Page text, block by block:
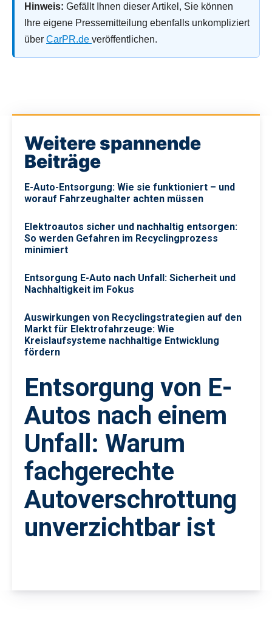
Hinweis: Gefällt Ihnen dieser Artikel, Sie können
Ihre eigene Pressemitteilung ebenfalls unkompliziert
über CarPR.de veröffentlichen.
Weitere spannende
Beiträge
E-Auto-Entsorgung: Wie sie funktioniert – und
worauf Fahrzeughalter achten müssen
Elektroautos sicher und nachhaltig entsorgen:
So werden Gefahren im Recyclingprozess
minimiert
Entsorgung E-Auto nach Unfall: Sicherheit und
Nachhaltigkeit im Fokus
Auswirkungen von Recyclingstrategien auf den
Markt für Elektrofahrzeuge: Wie
Kreislaufsysteme nachhaltige Entwicklung
fördern
Entsorgung von E-
Autos nach einem
Unfall: Warum
fachgerechte
Autoverschrottung
unverzichtbar ist